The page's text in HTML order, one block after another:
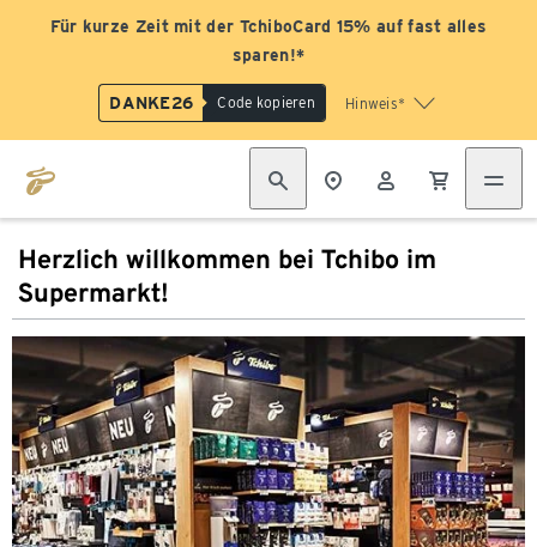
Für kurze Zeit mit der TchiboCard 15% auf fast alles
sparen!*
DANKE26 Code kopieren Hinweis*
Herzlich willkommen bei Tchibo im
Supermarkt!